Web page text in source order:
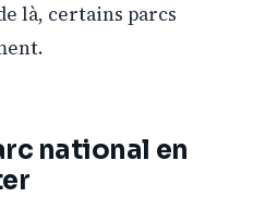
là, certains parcs
national en